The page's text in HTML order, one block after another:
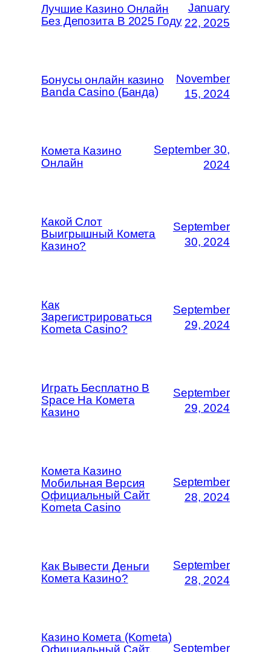
Лучшие Казино Онлайн
Без Депозита В 2025 Году
January
22, 2025
Бонусы онлайн казино
Banda Casino (Банда)
November
15, 2024
Комета Казино
Онлайн
September 30,
2024
Какой Слот
Выигрышный Комета
Казино?
September
30, 2024
Как
Зарегистрироваться
Kometa Casino?
September
29, 2024
Играть Бесплатно В
Space На Комета
Казино
September
29, 2024
Комета Казино
Мобильная Версия
Официальный Сайт
Kometa Casino
September
28, 2024
Как Вывести Деньги
Комета Казино?
September
28, 2024
Казино Комета (Kometa)
Официальный Сайт,
September